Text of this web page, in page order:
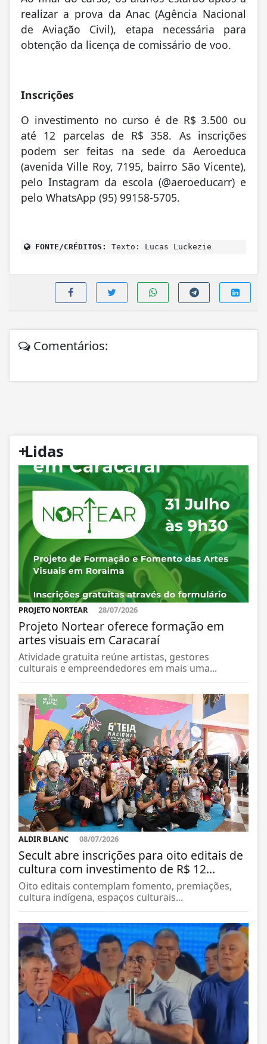
realizar a prova da Anac (Agência Nacional
de Aviação Civil), etapa necessária para
obtenção da licença de comissário de voo.
Inscrições
O investimento no curso é de R$ 3.500 ou
até 12 parcelas de R$ 358. As inscrições
podem ser feitas na sede da Aeroeduca
(avenida Ville Roy, 7195, bairro São Vicente),
pelo Instagram da escola (@aeroeducarr) e
pelo WhatsApp (95) 99158-5705.
FONTE/CRÉDITOS: Texto: Lucas Luckezie
Comentários:
+
Lidas
PROJETO NORTEAR 28/07/2026
Projeto Nortear oferece formação em
artes visuais em Caracaraí
Atividade gratuita reúne artistas, gestores
culturais e empreendedores em mais uma...
ALDIR BLANC 08/07/2026
Secult abre inscrições para oito editais de
cultura com investimento de R$ 12...
Oito editais contemplam fomento, premiações,
cultura indígena, espaços culturais...